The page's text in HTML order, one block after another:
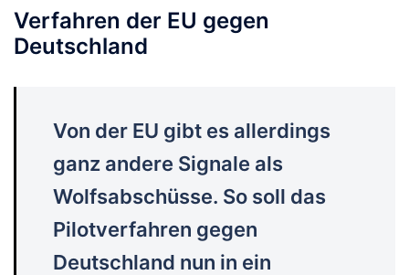
Verfahren der EU gegen
Deutschland
Von der EU gibt es allerdings
ganz andere Signale als
Wolfsabschüsse. So soll das
Pilotverfahren gegen
Deutschland nun in ein